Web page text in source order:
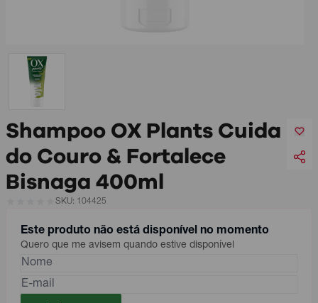
Shampoo OX Plants Cuida
do Couro & Fortalece
Bisnaga 400ml
SKU: 104425
Este produto não está disponível no momento
Quero que me avisem quando estive disponível